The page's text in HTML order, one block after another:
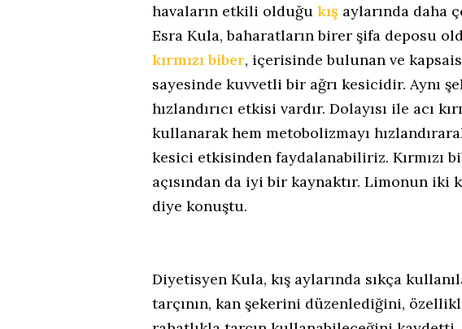
havaların etkili olduğu kış aylarında daha
Esra Kula, baharatların birer şifa deposu
kırmızı biber, içerisinde bulunan ve
sayesinde kuvvetli bir ağrı kesicidir. Aynı
hızlandırıcı etkisi vardır. Dolayısı ile acı
kullanarak hem metobolizmayı
kesici etkisinden faydalanabiliriz. Kırmızı
açısından da iyi bir kaynaktır. Limonun
diye konuştu.
Diyetisyen Kula, kış aylarında sıkça
tarçının, kan şekerini düzenlediğini,